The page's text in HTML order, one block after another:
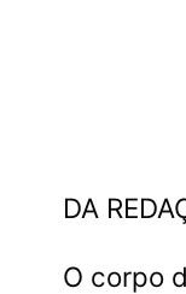
DA
O corpo